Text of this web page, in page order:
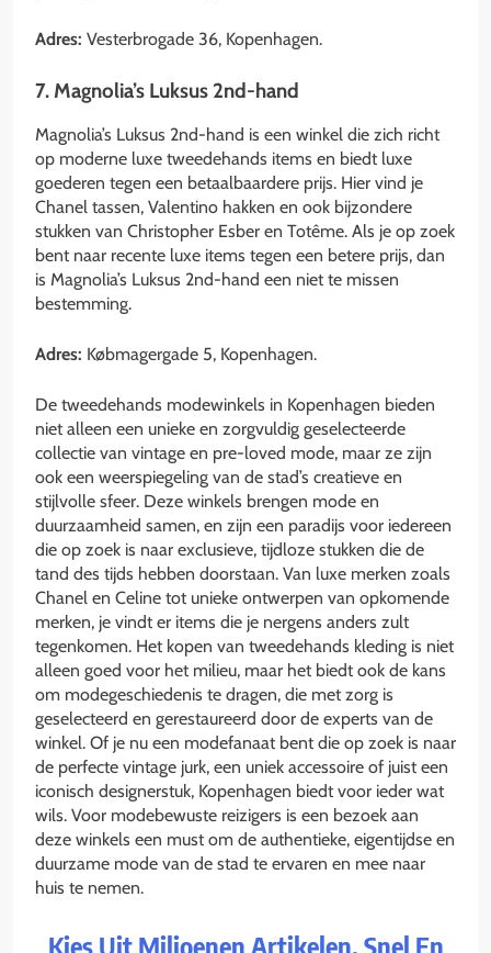
Adres: Vesterbrogade 36, Kopenhagen.
7. Magnolia’s Luksus 2nd-hand
Magnolia’s Luksus 2nd-hand is een winkel die zich richt
op moderne luxe tweedehands items en biedt luxe
goederen tegen een betaalbaardere prijs. Hier vind je
Chanel tassen, Valentino hakken en ook bijzondere
stukken van Christopher Esber en Totême. Als je op zoek
bent naar recente luxe items tegen een betere prijs, dan
is Magnolia’s Luksus 2nd-hand een niet te missen
bestemming.
Adres: Købmagergade 5, Kopenhagen.
De tweedehands modewinkels in Kopenhagen bieden
niet alleen een unieke en zorgvuldig geselecteerde
collectie van vintage en pre-loved mode, maar ze zijn
ook een weerspiegeling van de stad’s creatieve en
stijlvolle sfeer. Deze winkels brengen mode en
duurzaamheid samen, en zijn een paradijs voor iedereen
die op zoek is naar exclusieve, tijdloze stukken die de
tand des tijds hebben doorstaan. Van luxe merken zoals
Chanel en Celine tot unieke ontwerpen van opkomende
merken, je vindt er items die je nergens anders zult
tegenkomen. Het kopen van tweedehands kleding is niet
alleen goed voor het milieu, maar het biedt ook de kans
om modegeschiedenis te dragen, die met zorg is
geselecteerd en gerestaureerd door de experts van de
winkel. Of je nu een modefanaat bent die op zoek is naar
de perfecte vintage jurk, een uniek accessoire of juist een
iconisch designerstuk, Kopenhagen biedt voor ieder wat
wils. Voor modebewuste reizigers is een bezoek aan
deze winkels een must om de authentieke, eigentijdse en
duurzame mode van de stad te ervaren en mee naar
huis te nemen.
Kies Uit Miljoenen Artikelen. Snel En